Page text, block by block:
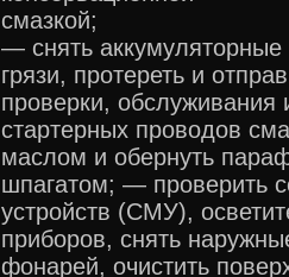
смазкой;
— снять аккумуляторные
грязи, протереть и
проверки,
стартерных проводов
маслом и обернуть
шпагатом; — проверить
устройств (СМУ),
приборов, снять
фонарей, очистить